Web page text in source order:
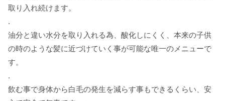
取り入れ続けます。
.
油分と違い水分を取り入れる為、酸化しにくく、本来の子供
の時のような髪に近づけていく事が可能な唯一のメニューで
す。
.
飲む事で身体から白毛の発生を減らす事もできるくらい、安